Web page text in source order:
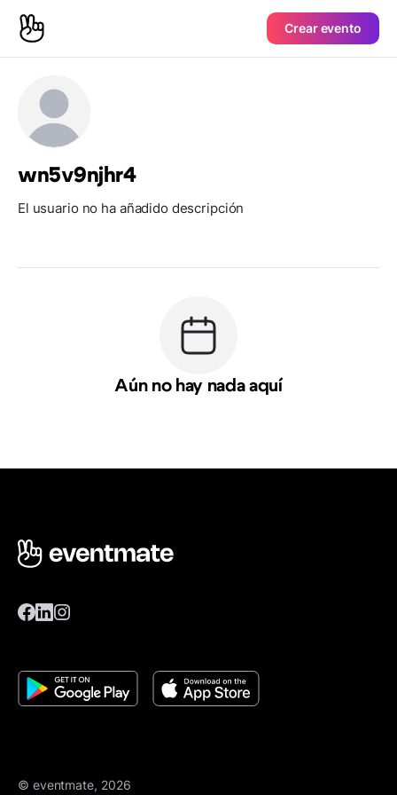
Crear evento
wn5v9njhr4
El usuario no ha añadido descripción
Aún no hay nada aquí
© eventmate, 2026